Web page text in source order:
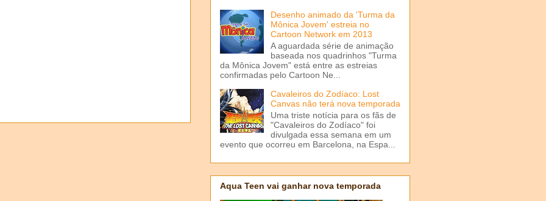
Desenho animado da 'Turma da
Mônica Jovem' estreia no
Cartoon Network em 2013
A aguardada série de animação
baseada nos quadrinhos "Turma
da Mônica Jovem" está entre as estreias
confirmadas pelo Cartoon Ne...
Cavaleiros do Zodíaco: Lost
Canvas não terá nova temporada
Uma triste notícia para os fãs de
"Cavaleiros do Zodíaco" foi
divulgada essa semana em um
evento que ocorreu em Barcelona, na Espa...
Aqua Teen vai ganhar nova temporada